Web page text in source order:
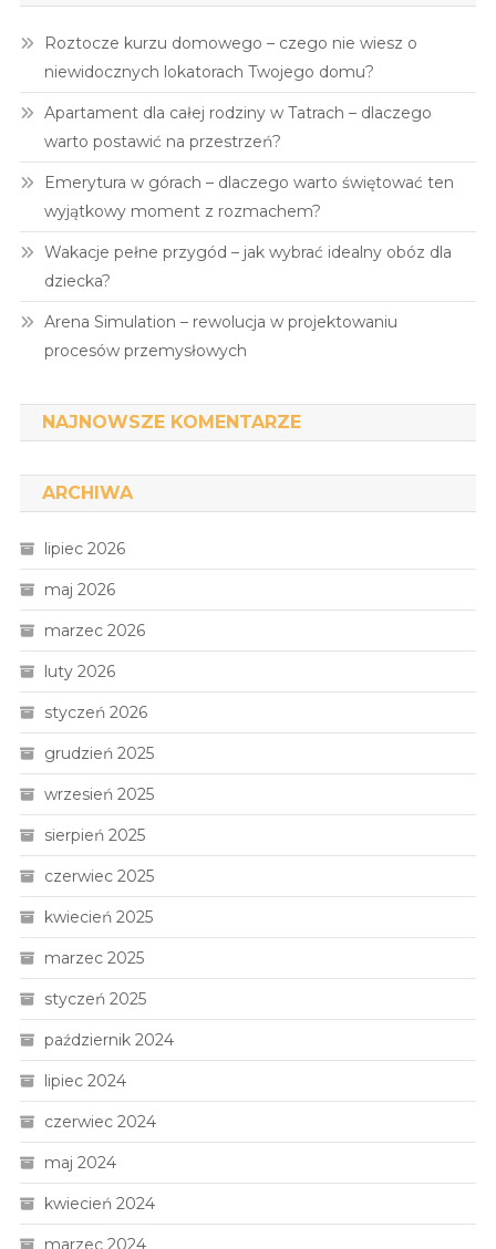
Roztocze kurzu domowego – czego nie wiesz o
niewidocznych lokatorach Twojego domu?
Apartament dla całej rodziny w Tatrach – dlaczego
warto postawić na przestrzeń?
Emerytura w górach – dlaczego warto świętować ten
wyjątkowy moment z rozmachem?
Wakacje pełne przygód – jak wybrać idealny obóz dla
dziecka?
Arena Simulation – rewolucja w projektowaniu
procesów przemysłowych
NAJNOWSZE KOMENTARZE
ARCHIWA
lipiec 2026
maj 2026
marzec 2026
luty 2026
styczeń 2026
grudzień 2025
wrzesień 2025
sierpień 2025
czerwiec 2025
kwiecień 2025
marzec 2025
styczeń 2025
październik 2024
lipiec 2024
czerwiec 2024
maj 2024
kwiecień 2024
marzec 2024